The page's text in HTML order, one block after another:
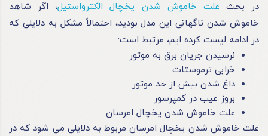
در بحث علت خاموش شدن یخچال الکترواستیل، اگر شاهد
خاموش‌ شدن ناگهانی این مدل بودید، احتمالاً مشکل به دلایلی که
در ادامه لیست کرده‌ ایم، مرتبط است:
نرسیدن جریان برق به موتور
خرابی ترموستات
داغ‌ شدن بیش از حد موتور
بروز عیب در کمپرسور
علت خاموش شدن یخچال امرسان
علت خاموش شدن یخچال امرسان مربوط به دلایلی می‌ شود که در